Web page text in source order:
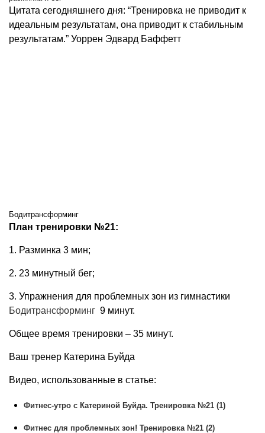
Цитата сегодняшнего дня: “Тренировка не приводит к
идеальным результатам, она приводит к стабильным
результатам.” Уоррен Эдвард Баффетт
Бодитрансформинг
План тренировки №21:
1. Разминка 3 мин;
2. 23 минутный бег;
3. Упражнения для проблемных зон из гимнастики
Бодитрансформинг 9 минут.
Общее время тренировки – 35 минут.
Ваш тренер Катерина Буйда
Видео, использованные в статье:
Фитнес-утро с Катериной Буйда. Тренировка №21 (1)
Фитнес для проблемных зон! Тренировка №21 (2)